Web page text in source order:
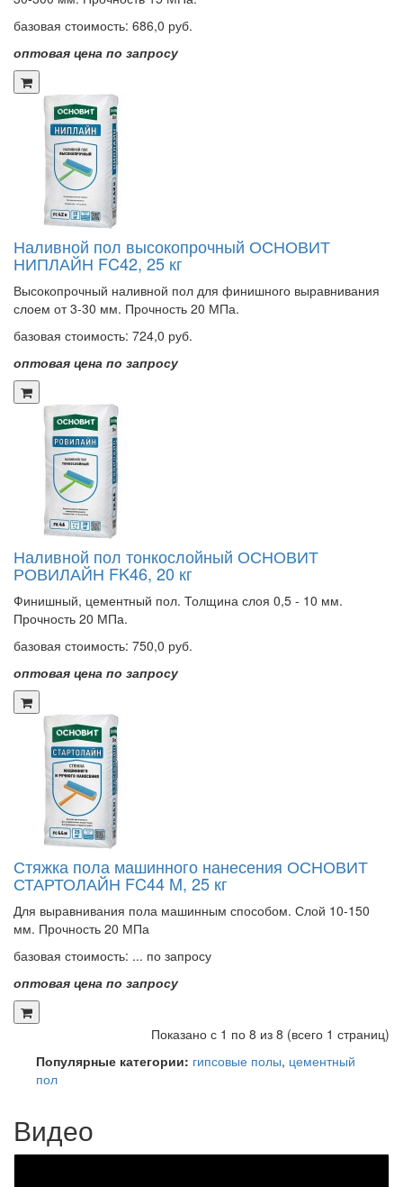
базовая стоимость: 686,0 руб.
оптовая цена по запросу
Наливной пол высокопрочный ОСНОВИТ
НИПЛАЙН FC42, 25 кг
Высокопрочный наливной пол для финишного выравнивания
слоем от 3-30 мм. Прочность 20 МПа.
базовая стоимость: 724,0 руб.
оптовая цена по запросу
Наливной пол тонкослойный ОСНОВИТ
РОВИЛАЙН FK46, 20 кг
Финишный, цементный пол. Толщина слоя 0,5 - 10 мм.
Прочность 20 МПа.
базовая стоимость: 750,0 руб.
оптовая цена по запросу
Стяжка пола машинного нанесения ОСНОВИТ
СТАРТОЛАЙН FC44 M, 25 кг
Для выравнивания пола машинным способом. Слой 10-150
мм. Прочность 20 МПа
базовая стоимость: ... по запросу
оптовая цена по запросу
Показано с 1 по 8 из 8 (всего 1 страниц)
Популярные категории: гипсовые полы, цементный
пол
Видео